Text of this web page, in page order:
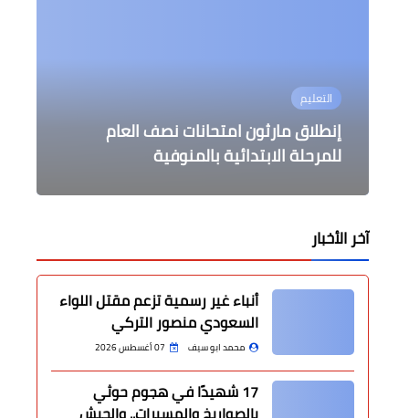
التعليم
إنطلاق مارثون امتحانات نصف العام
للمرحلة الابتدائية بالمنوفية
محافظات
وضع حجر اساس مقر هيئة قضايا الدولة
الجديد بالمنوفية
جامعات
نائب رئيس جامعة بنها للتعليم والطلاب
يتفقد سير الإمتحانات بكلية الزراعة
محافظات
صرف التعويضات المقررة لمتضرري حريق
معرض كفر الشيخ
عالمى
ألمانيا تضع أهداف مناخية طموحة نحو
إنطلق تحول الطاقة بحلول ٢٠٢٥
آخر الأخبار
أنباء غير رسمية تزعم مقتل اللواء
السعودي منصور التركي
محمد ابو سيف 07 أغسطس 2026
17 شهيدًا في هجوم حوثي